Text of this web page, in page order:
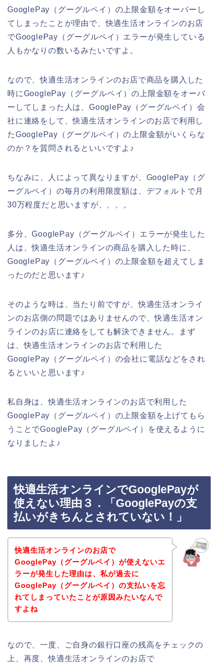
GooglePay（グーグルペイ）の上限金額をオーバーし
てしまったことが理由で、快適生活オンラインのお店
でGooglePay（グーグルペイ）エラーが発生している
人もかなりの数いるみたいですよ。
なので、快適生活オンラインのお店で商品を購入した
時にGooglePay（グーグルペイ）の上限金額をオーバ
ーしてしまった人は、GooglePay（グーグルペイ）会
社に連絡をして、快適生活オンラインのお店で利用し
たGooglePay（グーグルペイ）の上限金額がいくらな
のか？を質問されるといいですよ♪
ちなみに、人によって異なりますが、GooglePay（グ
ーグルペイ）の毎月の利用限度額は、デフォルトで月
30万程度だと思いますが、、、。
多分、GooglePay（グーグルペイ）エラーが発生した
人は、快適生活オンラインの商品を購入した時に、
GooglePay（グーグルペイ）の上限金額を超えてしま
ったのだと思います♪
そのような時は、当たり前ですが、快適生活オンライ
ンのお店側の問題ではありませんので、快適生活オン
ラインのお店に連絡をしても解決できません。まず
は、快適生活オンラインのお店で利用した
GooglePay（グーグルペイ）の会社に電話などをされ
るといいと思います♪
私自身は、快適生活オンラインのお店で利用した
GooglePay（グーグルペイ）の上限金額を上げてもら
うことでGooglePay（グーグルペイ）を使えるように
なりましたよ♪
快適生活オンラインでGooglePayが
使えない理由３．「GooglePayの支
払いがきちんとされていない！」
快適生活オンラインのお店で
GooglePay（グーグルペイ）が使えないエ
ラーが発生した理由は、私が過去に
GooglePay（グーグルペイ）の支払いを忘
れてしまっていたことが原因みたいなんで
すよね
なので、一度、ご自身の銀行口座の残高をチェックの
上、再度、快適生活オンラインのお店で